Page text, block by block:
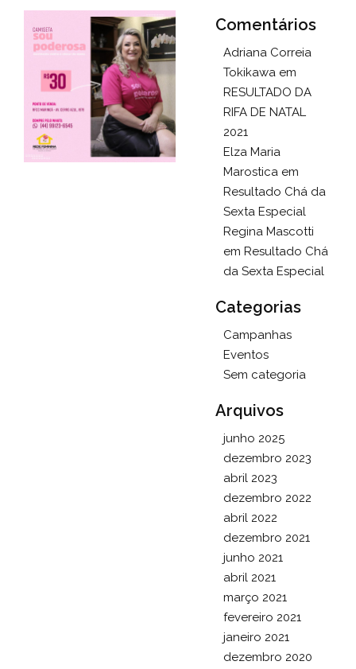
Comentários
Adriana Correia
Tokikawaem
RESULTADO DA
RIFA DE NATAL
2021
Elza Maria
Marosticaem
Resultado Chá da
Sexta Especial
Regina Mascotti
em Resultado Chá
da Sexta Especial
Categorias
Campanhas
Eventos
Sem categoria
Arquivos
junho 2025
dezembro 2023
abril 2023
dezembro 2022
abril 2022
dezembro 2021
junho 2021
abril 2021
março 2021
fevereiro 2021
janeiro 2021
dezembro 2020